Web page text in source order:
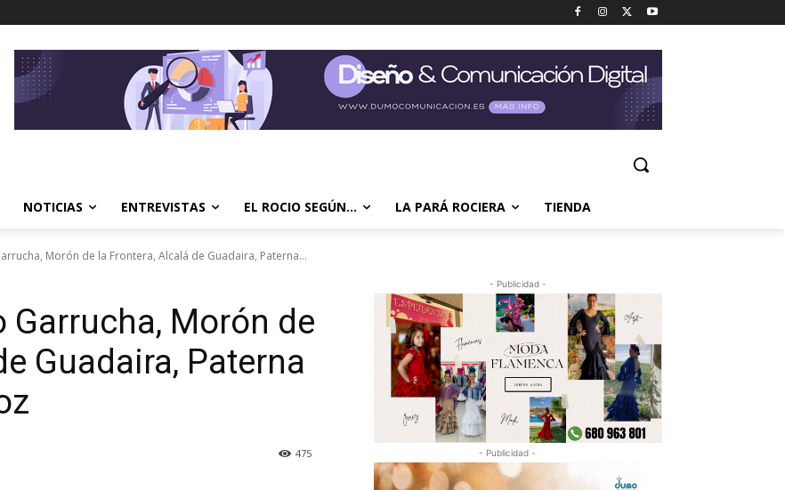
NOTICIAS ENTREVISTAS EL ROCIO SEGÚN… LA PARÁ ROCIERA TIENDA
Morón de la Frontera, Alcalá de Guadaira, Paterna...
Garrucha, Morón de
Guadaira, Paterna
475
- Publicidad -
- Publicidad -